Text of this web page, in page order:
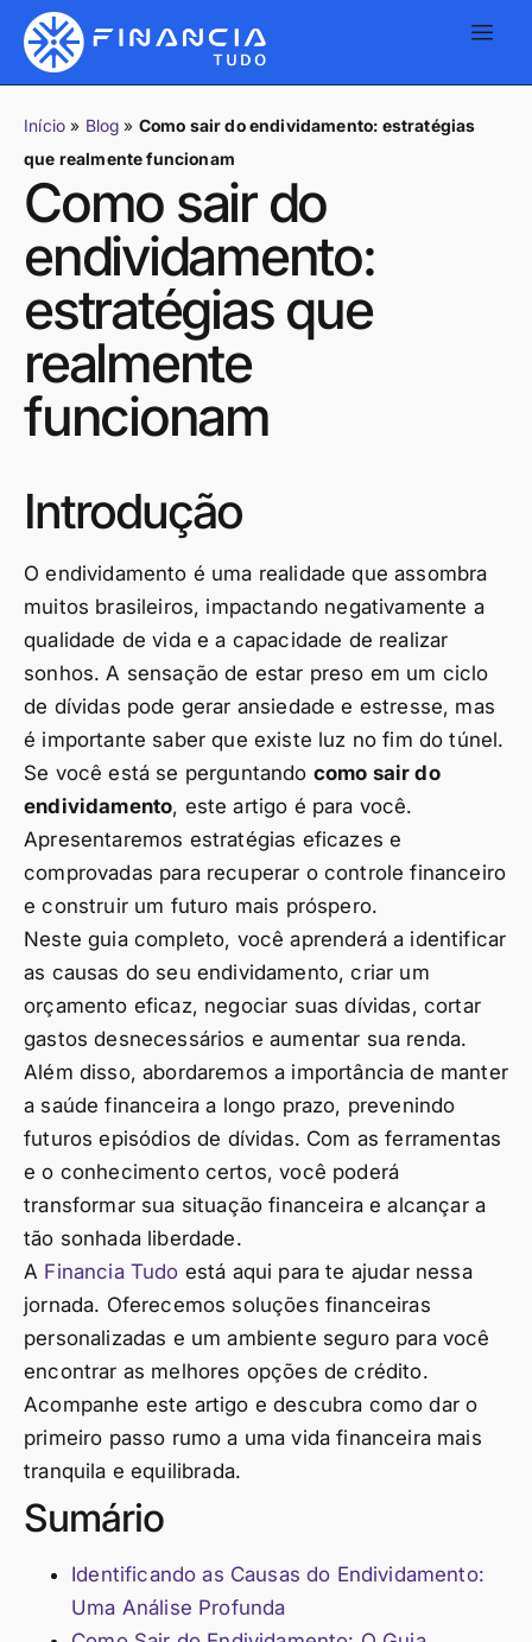
Início » Blog » Como sair do endividamento: estratégias
que realmente funcionam
Como sair do
endividamento:
estratégias que
realmente
funcionam
Introdução
O endividamento é uma realidade que assombra
muitos brasileiros, impactando negativamente a
qualidade de vida e a capacidade de realizar
sonhos. A sensação de estar preso em um ciclo
de dívidas pode gerar ansiedade e estresse, mas
é importante saber que existe luz no fim do túnel.
Se você está se perguntando como sair do
endividamento, este artigo é para você.
Apresentaremos estratégias eficazes e
comprovadas para recuperar o controle financeiro
e construir um futuro mais próspero.
Neste guia completo, você aprenderá a identificar
as causas do seu endividamento, criar um
orçamento eficaz, negociar suas dívidas, cortar
gastos desnecessários e aumentar sua renda.
Além disso, abordaremos a importância de manter
a saúde financeira a longo prazo, prevenindo
futuros episódios de dívidas. Com as ferramentas
e o conhecimento certos, você poderá
transformar sua situação financeira e alcançar a
tão sonhada liberdade.
A Financia Tudo está aqui para te ajudar nessa
jornada. Oferecemos soluções financeiras
personalizadas e um ambiente seguro para você
encontrar as melhores opções de crédito.
Acompanhe este artigo e descubra como dar o
primeiro passo rumo a uma vida financeira mais
tranquila e equilibrada.
Sumário
Identificando as Causas do Endividamento:
Uma Análise Profunda